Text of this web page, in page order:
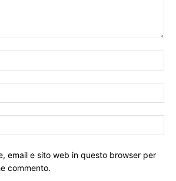
email e sito web in questo browser per
commento.